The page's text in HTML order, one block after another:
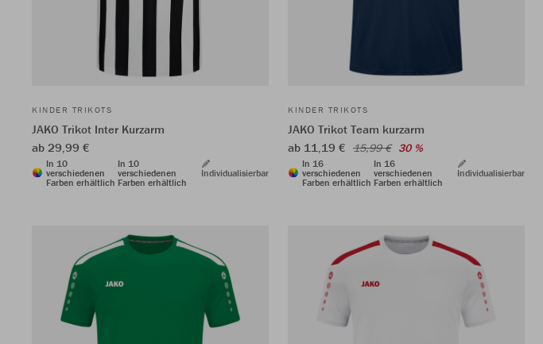
KINDER TRIKOTS
JAKO Trikot Inter Kurzarm
ab 29,99 €
In 10
verschiedenen
Farben erhältlich
In 10
verschiedenen
Farben erhältlich
Individualisierbar
KINDER TRIKOTS
JAKO Trikot Team kurzarm
ab 11,19 € 15,99 € 30 %
In 16
verschiedenen
Farben erhältlich
In 16
verschiedenen
Farben erhältlich
Individualisierbar